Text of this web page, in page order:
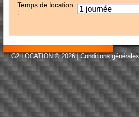
Temps de location
:
G2 LOCATION © 2026 |Conditions générales